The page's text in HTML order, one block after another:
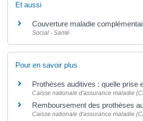
Et aussi
Couverture maladie
Social - Santé
Pour en savoir plus
Prothèses auditives : quelle prise
Caisse nationale d'assurance maladie
Remboursement des prothèses
Caisse nationale d'assurance maladie